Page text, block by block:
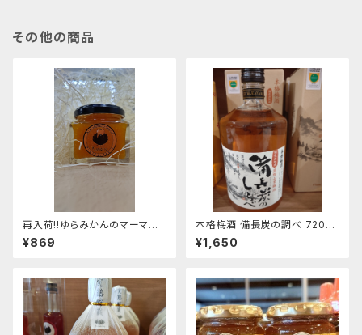
その他の商品
再入荷!!ゆらみかんのマーマレ
ードジャム100g
¥869
本格梅酒 備長炭の調べ 720㎖
ＧＩ和歌山梅酒認定商品
¥1,650